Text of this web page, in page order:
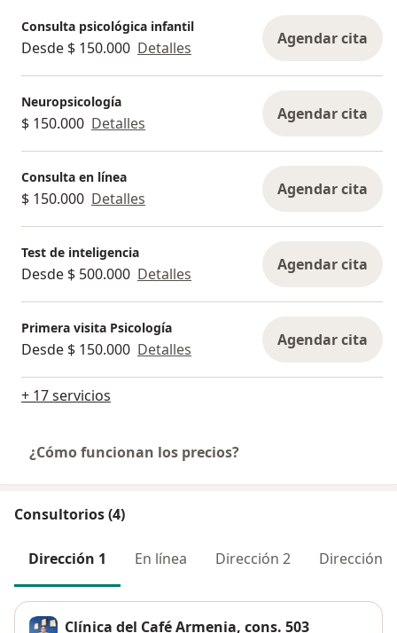
Consulta psicológica infantil
Desde $ 150.000 Detalles Agendar cita
Neuropsicología
$ 150.000 Detalles Agendar cita
Consulta en línea
$ 150.000 Detalles Agendar cita
Test de inteligencia
Desde $ 500.000 Detalles Agendar cita
Primera visita Psicología
Desde $ 150.000 Detalles Agendar cita
+ 17 servicios
¿Cómo funcionan los precios?
Consultorios (4)
Dirección 1 En línea Dirección 2 Dirección 3
Clínica del Café Armenia, cons. 503